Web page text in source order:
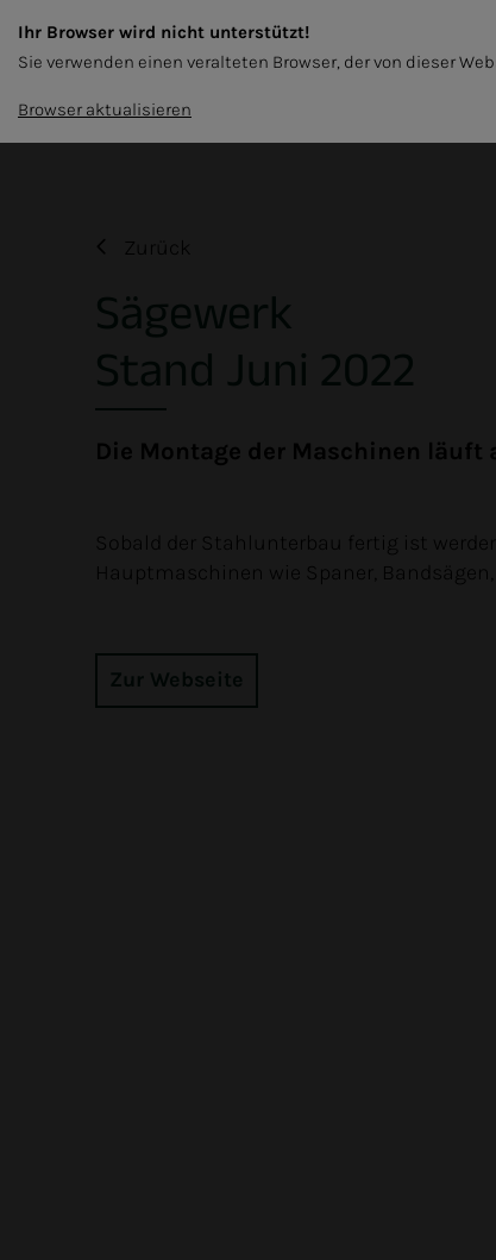
DE
HOLZPELLETS
Zurück
Sägewerk
Stand Juni 2022
Die Montage der Maschinen läuft
Sobald der Stahlunterbau fertig ist
Hauptmaschinen wie Spaner,
Zur Webseite
Ihr Browser wird nicht unterstützt!
Sie verwenden einen veralteten Browser, der von dieser
Browser aktualisieren